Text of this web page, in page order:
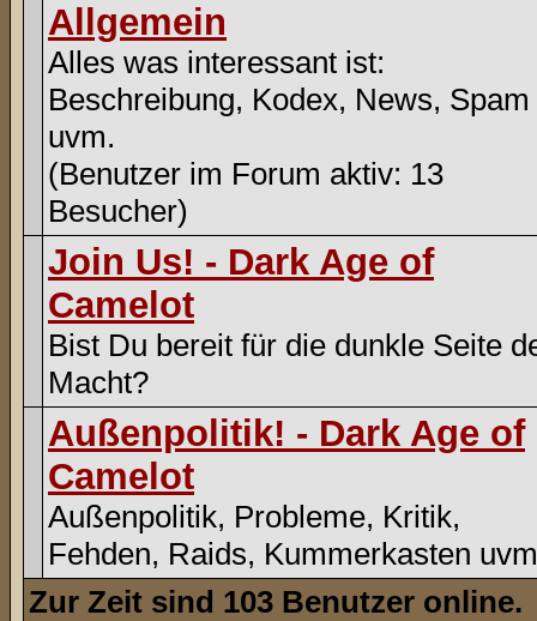
Allgemein
Alles was interessant ist:
Beschreibung, Kodex, News, Spam
uvm.
(Benutzer im Forum aktiv: 13
Besucher)
Join Us! - Dark Age of
Camelot
Bist Du bereit für die dunkle Seite
Macht?
Außenpolitik! - Dark Age of
Camelot
Außenpolitik, Probleme, Kritik,
Fehden, Raids, Kummerkasten
Zur Zeit sind 103 Benutzer online.